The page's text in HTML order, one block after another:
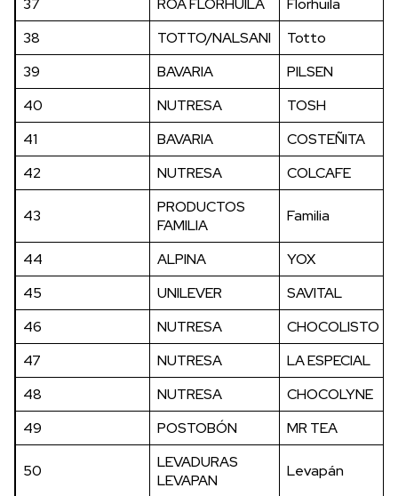
38
TOTTO/NALSANI
Totto
39
BAVARIA
PILSEN
40
NUTRESA
TOSH
41
BAVARIA
COSTEÑITA
42
NUTRESA COLCAFE
43
PRODUCTOS
FAMILIA
Familia
44 ALPINA
YOX
45
UNILEVER
SAVITAL
46
NUTRESA
CHOCOLISTO
47
NUTRESA
LA ESPECIAL
48
NUTRESA
CHOCOLYNE
49
POSTOBÓN MR TEA
50
LEVADURAS
LEVAPAN
Levapán